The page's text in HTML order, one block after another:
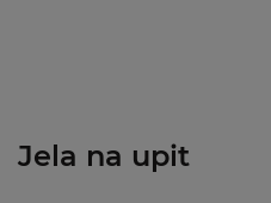
Jela na upit